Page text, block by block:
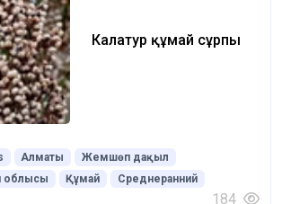
Калатур құмай сұрпы
Алматы
Жемшөп дақыл
облысы
Құмай Среднеранний
184